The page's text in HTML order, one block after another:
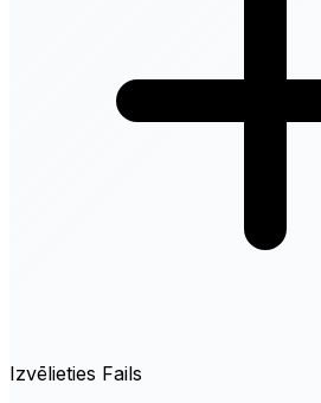
Izvēlieties Fails